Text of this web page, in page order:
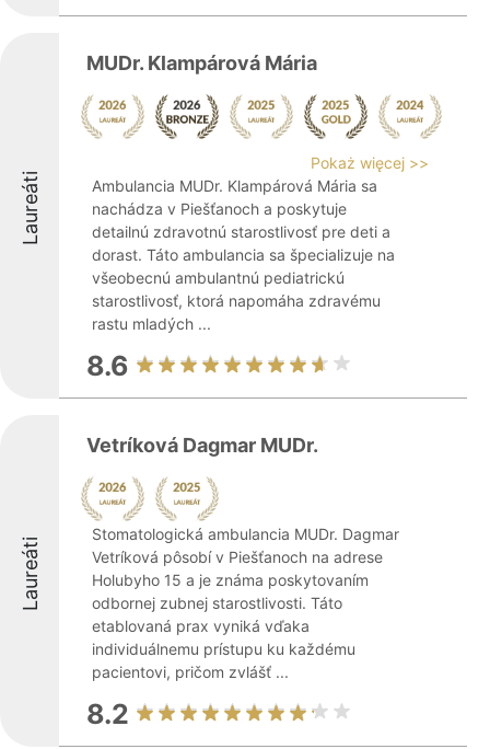
Laureáti
MUDr. Klampárová Mária
Pokaż więcej >>
Ambulancia MUDr. Klampárová Mária sa
nachádza v Piešťanoch a poskytuje
detailnú zdravotnú starostlivosť pre deti a
dorast. Táto ambulancia sa špecializuje na
všeobecnú ambulantnú pediatrickú
starostlivosť, ktorá napomáha zdravému
rastu mladých ...
8.6
Laureáti
Vetríková Dagmar MUDr.
Stomatologická ambulancia MUDr. Dagmar
Vetríková pôsobí v Piešťanoch na adrese
Holubyho 15 a je známa poskytovaním
odbornej zubnej starostlivosti. Táto
etablovaná prax vyniká vďaka
individuálnemu prístupu ku každému
pacientovi, pričom zvlášť ...
8.2